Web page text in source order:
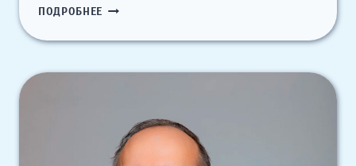
ПОДРОБНЕЕ ПРИЕМ
СОСУДИСТОГО